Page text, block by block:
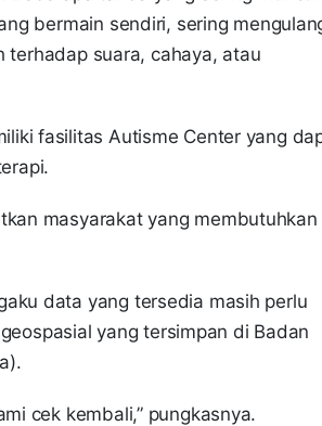
bermain sendiri, sering
terhadap suara, cahaya, atau
fasilitas Autisme Center yang
masyarakat yang membutuhkan
data yang tersedia masih perlu
yang tersimpan di Badan
cek kembali,” pungkasnya.